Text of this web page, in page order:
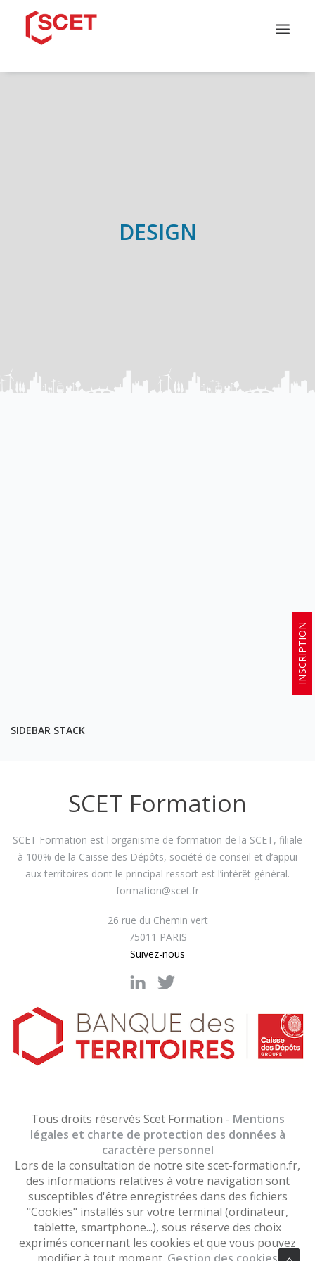
INSCRIPTION
DESIGN
SIDEBAR STACK
SCET Formation
SCET Formation est l'organisme de formation de la SCET, filiale
à 100% de la Caisse des Dépôts, société de conseil et d’appui
aux territoires dont le principal ressort est l’intérêt général.
formation@scet.fr
26 rue du Chemin vert
75011 PARIS
Suivez-nous
Tous droits réservés Scet Formation - Mentions
légales et charte de protection des données à
caractère personnel
Lors de la consultation de notre site scet-formation.fr,
des informations relatives à votre navigation sont
susceptibles d'être enregistrées dans des fichiers
"Cookies" installés sur votre terminal (ordinateur,
tablette, smartphone...), sous réserve des choix
exprimés concernant les cookies et que vous pouvez